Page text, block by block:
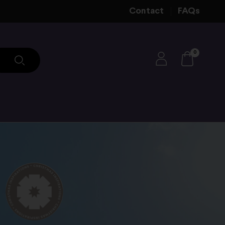
Contact FAQs
0